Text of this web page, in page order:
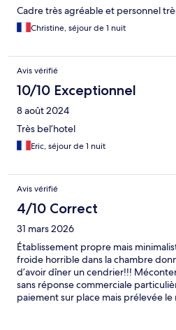
Cadre très agréable et personnel
Christine, séjour de 1 nuit
Avis vérifié
10/10 Exceptionnel
8 août 2024
Très bel’hotel
Eric, séjour de 1 nuit
Avis vérifié
4/10 Correct
31 mars 2026
Établissement propre mais
froide horrible dans la chambre
d’avoir dîner un cendrier!!!
sans réponse commerciale
paiement sur place mais prélevée le